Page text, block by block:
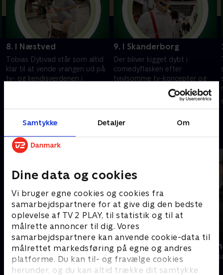
Samtykke Detaljer Om
Dine data og cookies
Vi bruger egne cookies og cookies fra
samarbejdspartnere for at give dig den bedste
oplevelse af TV 2 PLAY, til statistik og til at
målrette annoncer til dig. Vores
samarbejdspartnere kan anvende cookie-data til
målrettet markedsføring på egne og andres
platforme. Du kan til- og fravælge cookies
herunder, og du kan altid trække dit samtykke
8. I Næstved
Tobias Dybvad står som altid
klar til at vende vrangen ud på
tv- og kendisverdenen i
9. I Skanderborg
Der bliver kigget dybt i
comedyflasken efter
tvivlsomme tv-koncepter og
tåbelige bemærkninger, når
'Dybvaaaaad'-karavanen gør sit
2. november 2020 • 28 min
Andre så også
Verdensmænd
Comedy • 5 sæsoner
Nørgaards
Comedy • 2